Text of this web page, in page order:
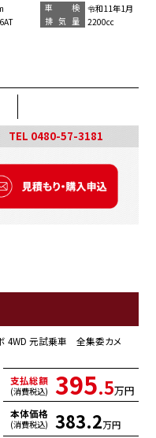
車 検
令和11年1月
排気量 2200cc
TEL 0480-57-3181
ボ 4WD 元試乗車 全集委カメ
支払総額
(消費税込) 395.5万円
本体価格
(消費税込) 383.2万円